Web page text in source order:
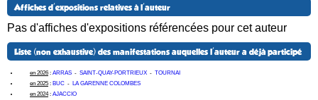
Affiches d'expositions relatives à l'auteur
Pas d'affiches d'expositions référencées pour cet auteur
Liste (non exhaustive) des manifestations auquelles l'auteur a déjà participé
en 2026 : ARRAS - SAINT-QUAY-PORTRIEUX - TOURNAI
en 2025 : BUC - LA GARENNE COLOMBES
en 2024: AJACCIO